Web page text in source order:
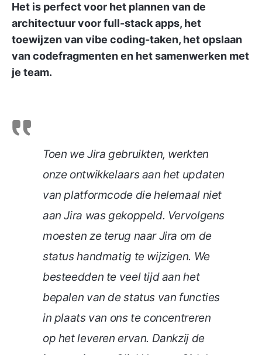
Het is perfect voor het plannen van de
architectuur voor full-stack apps, het
toewijzen van vibe coding-taken, het opslaan
van codefragmenten en het samenwerken met
je team.
Toen we Jira gebruikten, werkten
onze ontwikkelaars aan het updaten
van platformcode die helemaal niet
aan Jira was gekoppeld. Vervolgens
moesten ze terug naar Jira om de
status handmatig te wijzigen. We
besteedden te veel tijd aan het
bepalen van de status van functies
in plaats van ons te concentreren
op het leveren ervan. Dankzij de